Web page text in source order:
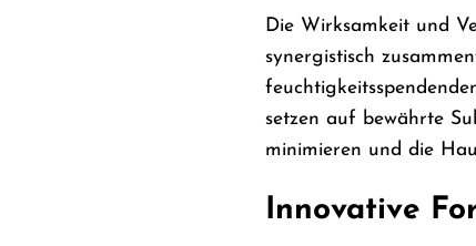
Die Wirksamkeit und
synergistisch
setzen auf bewährte
minimieren und die
Innovative